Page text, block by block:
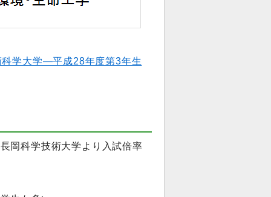
科学大学―平成28年度第3年生
岡科学技術大学より入試倍率